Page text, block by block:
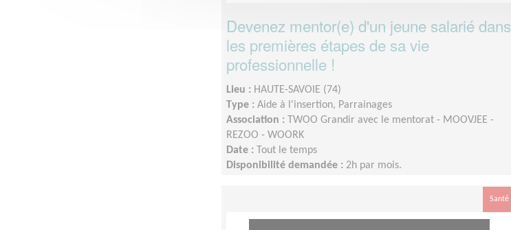
Devenez mentor(e) d'un jeune salarié dans
les premières étapes de sa vie
professionnelle !
Lieu : HAUTE-SAVOIE (74)
Type : Aide à l'insertion, Parrainages
Association :
TWOO Grandir avec le mentorat - MOOVJEE -
REZOO - WOORK
Date :
Tout le temps
Disponibilité demandée : 2h par mois.
Santé